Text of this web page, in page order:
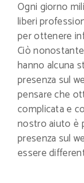
Ogni giorno
liberi
per ottenere
Ciò
hanno alcuna
presenza sul
pensare che
complicata e
nostro aiuto è
presenza sul
essere